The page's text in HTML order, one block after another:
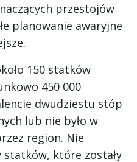
przestojów
planowanie awaryjne
150 statków
450 000
dwudziestu stóp
lub nie było w
region. Nie
które zostały